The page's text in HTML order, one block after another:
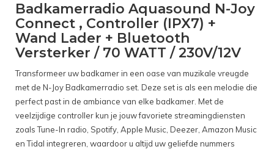
Badkamerradio Aquasound N-Joy
Connect , Controller (IPX7) +
Wand Lader + Bluetooth
Versterker / 70 WATT / 230V/12V
Transformeer uw badkamer in een oase van muzikale vreugde
met de N-Joy Badkamerradio set. Deze set is als een melodie die
perfect past in de ambiance van elke badkamer. Met de
veelzijdige controller kun je jouw favoriete streamingdiensten
zoals Tune-In radio, Spotify, Apple Music, Deezer, Amazon Music
en Tidal integreren, waardoor u altijd uw geliefde nummers